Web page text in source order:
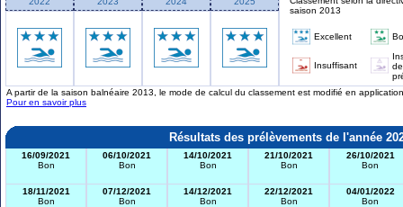
saison 2013
Excellent
Insuffisant
de
A partir de la saison balnéaire 2013, le mode de calcul du classement est modifié en
Pour en savoir plus
Résultats des prélèvements de l'année
16/09/2021
Bon
06/10/2021
Bon
14/10/2021
Bon
21/10/2021
Bon
26/10/2021
Bon
18/11/2021
Bon
07/12/2021
Bon
14/12/2021
Bon
22/12/2021
Bon
04/01/2022
Bon